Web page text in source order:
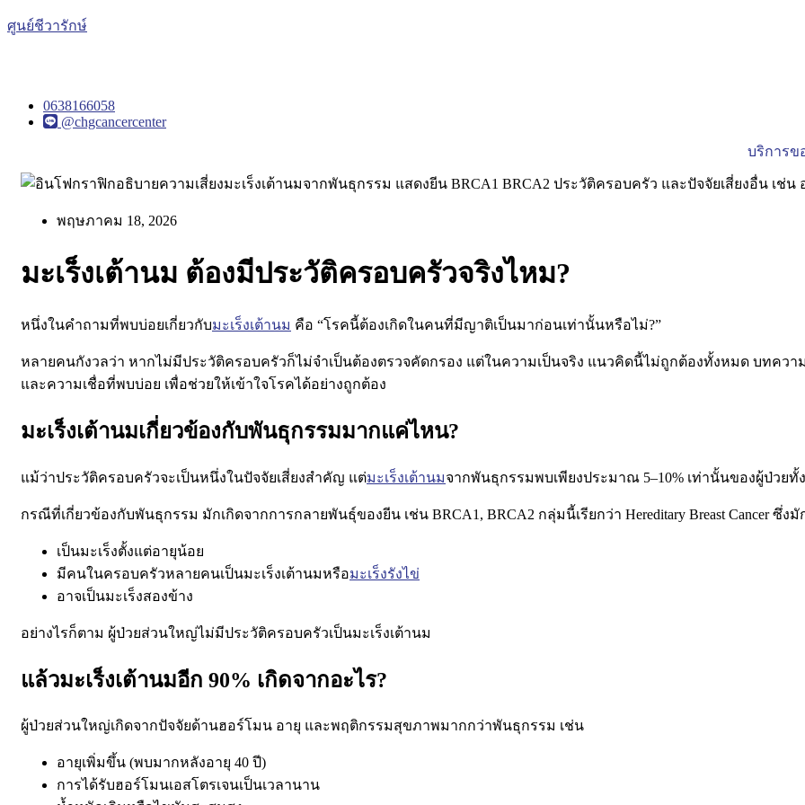
ศูนย์ชีวารักษ์
0638166058
@chgcancercenter
บริการข
พฤษภาคม 18, 2026
มะเร็งเต้านม ต้องมีประวัติครอบครัวจริงไหม?
หนึ่งในคำถามที่พบบ่อยเกี่ยวกับมะเร็งเต้านม คือ “โรคนี้ต้องเกิดในคนที่มีญาติเป็นมาก่อนเท่านั้นหรือไม่?”
หลายคนกังวลว่า หากไม่มีประวัติครอบครัวก็ไม่จำเป็นต้องตรวจคัดกรอง แต่ในความเป็นจริง แนวคิดนี้ไม่ถูกต้องทั้งหมด บทคว
และความเชื่อที่พบบ่อย เพื่อช่วยให้เข้าใจโรคได้อย่างถูกต้อง
มะเร็งเต้านมเกี่ยวข้องกับพันธุกรรมมากแค่ไหน?
แม้ว่าประวัติครอบครัวจะเป็นหนึ่งในปัจจัยเสี่ยงสำคัญ แต่มะเร็งเต้านมจากพันธุกรรมพบเพียงประมาณ 5–10% เท่านั้นของผู้ป่วยทั้
กรณีที่เกี่ยวข้องกับพันธุกรรม มักเกิดจากการกลายพันธุ์ของยีน เช่น BRCA1, BRCA2 กลุ่มนี้เรียกว่า Hereditary Breast Cancerซึ่งมั
เป็นมะเร็งตั้งแต่อายุน้อย
มีคนในครอบครัวหลายคนเป็นมะเร็งเต้านมหรือมะเร็งรังไข่
อาจเป็นมะเร็งสองข้าง
อย่างไรก็ตาม ผู้ป่วยส่วนใหญ่ไม่มีประวัติครอบครัวเป็นมะเร็งเต้านม
แล้วมะเร็งเต้านมอีก 90% เกิดจากอะไร?
ผู้ป่วยส่วนใหญ่เกิดจากปัจจัยด้านฮอร์โมน อายุ และพฤติกรรมสุขภาพมากกว่าพันธุกรรม เช่น
อายุเพิ่มขึ้น (พบมากหลังอายุ 40 ปี)
การได้รับฮอร์โมนเอสโตรเจนเป็นเวลานาน